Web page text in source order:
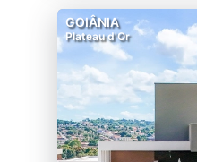
GOIÂNIA
Plateau d'Or